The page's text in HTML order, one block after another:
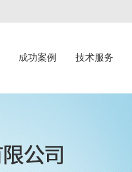
成功案例 技术服务